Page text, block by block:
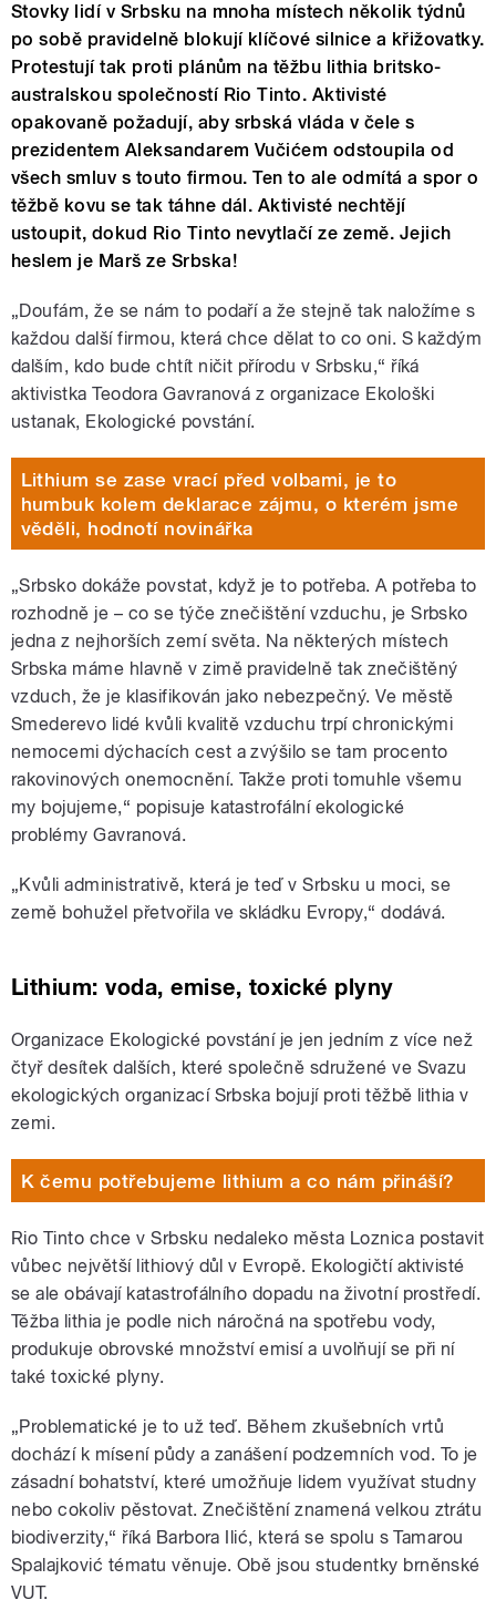
Stovky lidí v Srbsku na mnoha místech několik týdnů
po sobě pravidelně blokují klíčové silnice a křižovatky.
Protestují tak proti plánům na těžbu lithia britsko-
australskou společností Rio Tinto. Aktivisté
opakovaně požadují, aby srbská vláda v čele s
prezidentem Aleksandarem Vučićem odstoupila od
všech smluv s touto firmou. Ten to ale odmítá a spor o
těžbě kovu se tak táhne dál. Aktivisté nechtějí
ustoupit, dokud Rio Tinto nevytlačí ze země. Jejich
heslem je Marš ze Srbska!
„Doufám, že se nám to podaří a že stejně tak naložíme s
každou další firmou, která chce dělat to co oni. S každým
dalším, kdo bude chtít ničit přírodu v Srbsku,“ říká
aktivistka Teodora Gavranová z organizace Ekološki
ustanak, Ekologické povstání.
Lithium se zase vrací před volbami, je to
humbuk kolem deklarace zájmu, o kterém jsme
věděli, hodnotí novinářka
„Srbsko dokáže povstat, když je to potřeba. A potřeba to
rozhodně je – co se týče znečištění vzduchu, je Srbsko
jedna z nejhorších zemí světa. Na některých místech
Srbska máme hlavně v zimě pravidelně tak znečištěný
vzduch, že je klasifikován jako nebezpečný. Ve městě
Smederevo lidé kvůli kvalitě vzduchu trpí chronickými
nemocemi dýchacích cest a zvýšilo se tam procento
rakovinových onemocnění. Takže proti tomuhle všemu
my bojujeme,“ popisuje katastrofální ekologické
problémy Gavranová.
„Kvůli administrativě, která je teď v Srbsku u moci, se
země bohužel přetvořila ve skládku Evropy,“ dodává.
Lithium: voda, emise, toxické plyny
Organizace Ekologické povstání je jen jedním z více než
čtyř desítek dalších, které společně sdružené ve Svazu
ekologických organizací Srbska bojují proti těžbě lithia v
zemi.
K čemu potřebujeme lithium a co nám přináší?
Rio Tinto chce v Srbsku nedaleko města Loznica postavit
vůbec největší lithiový důl v Evropě. Ekologičtí aktivisté
se ale obávají katastrofálního dopadu na životní prostředí.
Těžba lithia je podle nich náročná na spotřebu vody,
produkuje obrovské množství emisí a uvolňují se při ní
také toxické plyny.
„Problematické je to už teď. Během zkušebních vrtů
dochází k mísení půdy a zanášení podzemních vod. To je
zásadní bohatství, které umožňuje lidem využívat studny
nebo cokoliv pěstovat. Znečištění znamená velkou ztrátu
biodiverzity,“ říká Barbora Ilić, která se spolu s Tamarou
Spalajković tématu věnuje. Obě jsou studentky brněnské
VUT.